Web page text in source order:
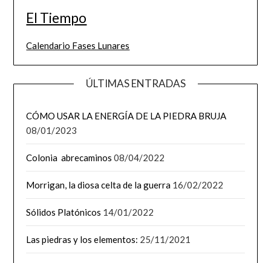
El Tiempo
Calendario Fases Lunares
ÚLTIMAS ENTRADAS
CÓMO USAR LA ENERGÍA DE LA PIEDRA BRUJA
08/01/2023
Colonia abrecaminos 08/04/2022
Morrigan, la diosa celta de la guerra 16/02/2022
Sólidos Platónicos 14/01/2022
Las piedras y los elementos: 25/11/2021